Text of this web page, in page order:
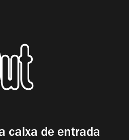
caixa de entrada